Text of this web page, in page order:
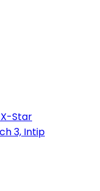
Star
3, Intip